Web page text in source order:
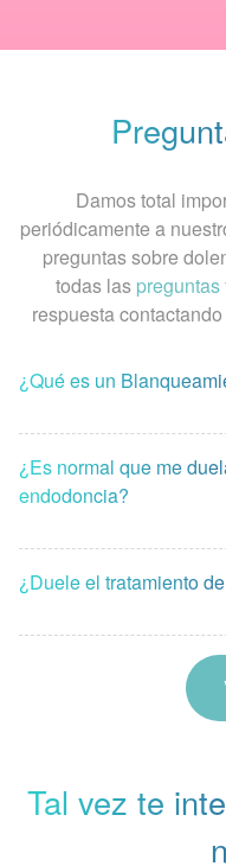
Damos total
periódicamente a
preguntas sobre
todas las
respuesta
¿Qué es un
¿Es normal que me
endodoncia?
¿Duele el tratamiento
Tal vez te